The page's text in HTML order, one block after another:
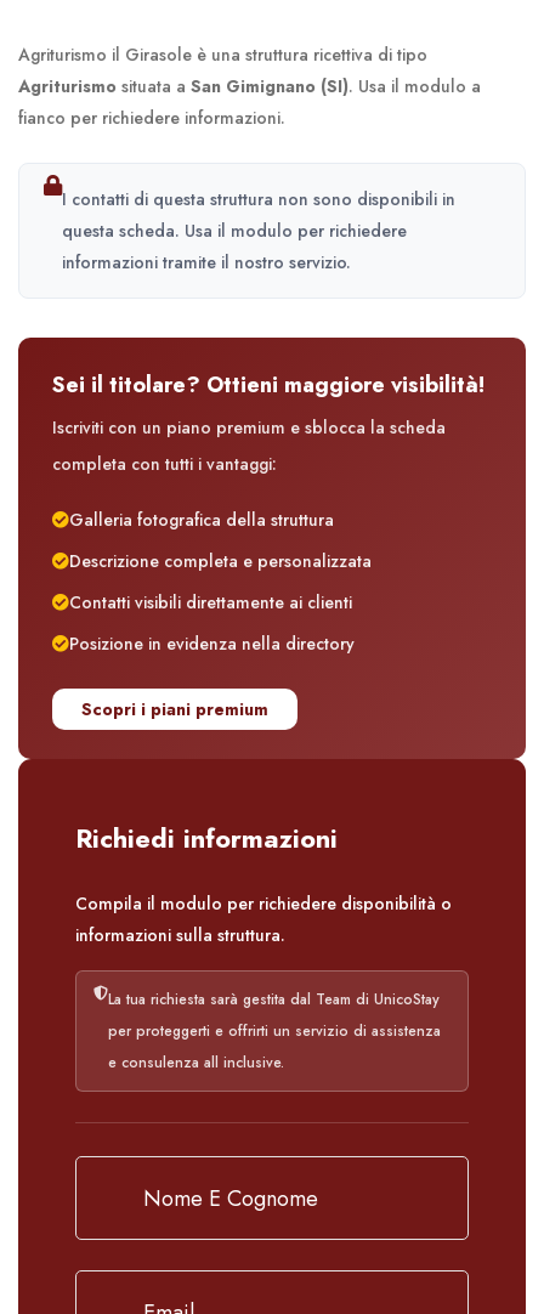
Agriturismo il Girasole è una struttura ricettiva di tipo
Agriturismo situata a San Gimignano (SI). Usa il modulo a
fianco per richiedere informazioni.
I contatti di questa struttura non sono disponibili in
questa scheda. Usa il modulo per richiedere
informazioni tramite il nostro servizio.
Sei il titolare? Ottieni maggiore visibilità!
Iscriviti con un piano premium e sblocca la scheda
completa con tutti i vantaggi:
Galleria fotografica della struttura
Descrizione completa e personalizzata
Contatti visibili direttamente ai clienti
Posizione in evidenza nella directory
Scopri i piani premium
Richiedi informazioni
Compila il modulo per richiedere disponibilità o
informazioni sulla struttura.
La tua richiesta sarà gestita dal Team di UnicoStay
per proteggerti e offrirti un servizio di assistenza
e consulenza all inclusive.